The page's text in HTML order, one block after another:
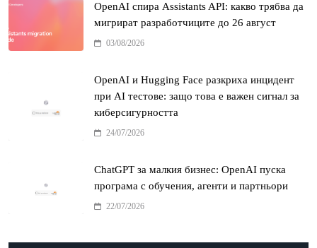
OpenAI спира Assistants API: какво трябва да
мигрират разработчиците до 26 август
03/08/2026
OpenAI и Hugging Face разкриха инцидент
при AI тестове: защо това е важен сигнал за
киберсигурността
24/07/2026
ChatGPT за малкия бизнес: OpenAI пуска
програма с обучения, агенти и партньори
22/07/2026